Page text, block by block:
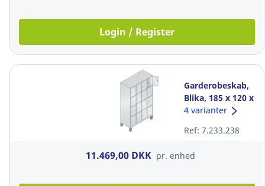
Login / Register
Garderobeskab,
Blika, 185 x 120 x
50 cm, 16 rum
4 varianter
Ref: 7.233.238
11.469,00 DKK pr. enhed